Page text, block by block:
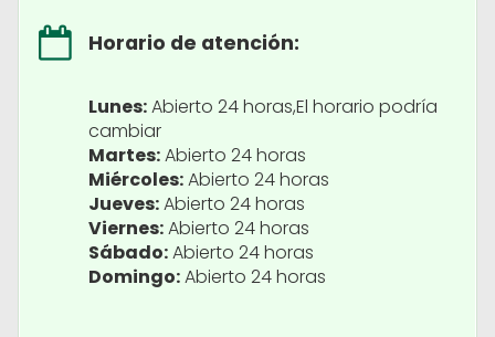
Horario de atención:
Lunes:Abierto 24 horas,El horario podría
cambiar
Martes:Abierto 24 horas
Miércoles:Abierto 24 horas
Jueves:Abierto 24 horas
Viernes:Abierto 24 horas
Sábado:Abierto 24 horas
Domingo:Abierto 24 horas